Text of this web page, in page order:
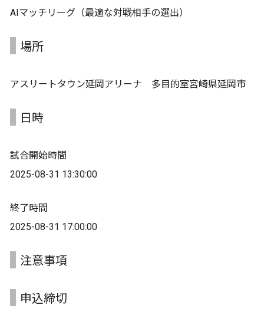
AIマッチリーグ（最適な対戦相手の選出）
場所
アスリートタウン延岡アリーナ 多目的室宮崎県延岡市
日時
試合開始時間
2025-08-31 13:30:00
終了時間
2025-08-31 17:00:00
注意事項
申込締切